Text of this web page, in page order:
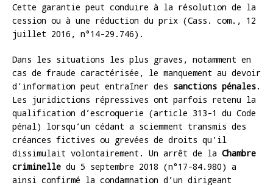
Cette garantie peut conduire à la résolution de la
cession ou à une réduction du prix (Cass. com., 12
juillet 2016, n°14-29.746).
Dans les situations les plus graves, notamment en
cas de fraude caractérisée, le manquement au devoir
d’information peut entraîner des sanctions pénales.
Les juridictions répressives ont parfois retenu la
qualification d’escroquerie (article 313-1 du Code
pénal) lorsqu’un cédant a sciemment transmis des
créances fictives ou grevées de droits qu’il
dissimulait volontairement. Un arrêt de la Chambre
criminelle du 5 septembre 2018 (n°17-84.980) a
ainsi confirmé la condamnation d’un dirigeant